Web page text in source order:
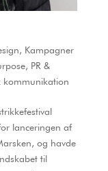
, Kampagner
, PR &
kommunikation
lanceringen af
og havde
til